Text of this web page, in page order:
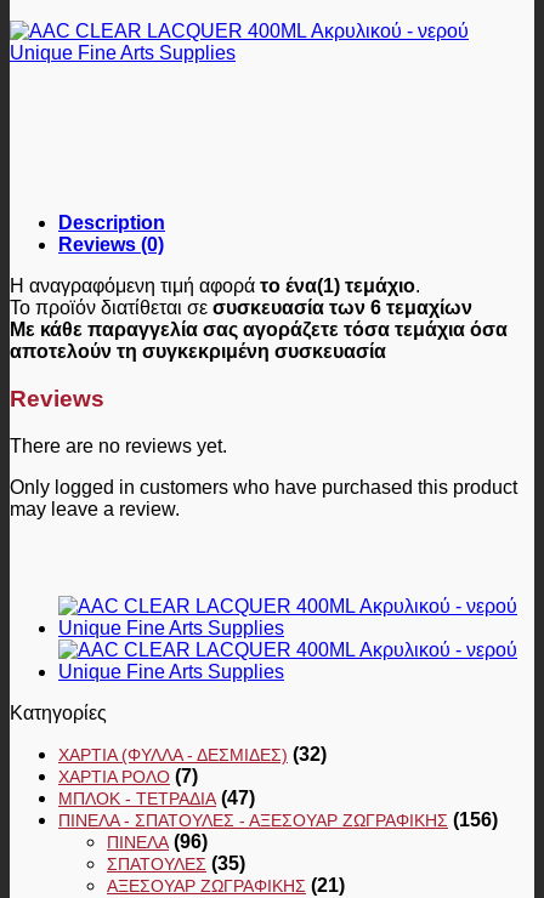
Description
Reviews (0)
Η αναγραφόμενη τιμή αφορά το ένα(1) τεμάχιο.
Το προϊόν διατίθεται σε συσκευασία των 6 τεμαχίων
Με κάθε παραγγελία σας αγοράζετε τόσα τεμάχια όσα
αποτελούν τη συγκεκριμένη συσκευασία
Reviews
There are no reviews yet.
Only logged in customers who have purchased this product
may leave a review.
Κατηγορίες
ΧΑΡΤΙΆ (ΦΎΛΛΑ - ΔΕΣΜΊΔΕΣ) (32)
ΧΑΡΤΙΆ ΡΟΛΌ (7)
ΜΠΛΟΚ - ΤΕΤΡΆΔΙΑ (47)
ΠΙΝΈΛΑ - ΣΠΆΤΟΥΛΕΣ - ΑΞΕΣΟΥΆΡ ΖΩΓΡΑΦΙΚΉΣ (156)
ΠΙΝΈΛΑ (96)
ΣΠΆΤΟΥΛΕΣ (35)
ΑΞΕΣΟΥΆΡ ΖΩΓΡΑΦΙΚΉΣ (21)